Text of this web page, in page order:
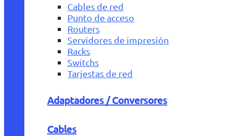
Cables de red
Punto de acceso
Routers
Servidores de impresión
Racks
Switchs
Tarjestas de red
Adaptadores / Conversores
Cables